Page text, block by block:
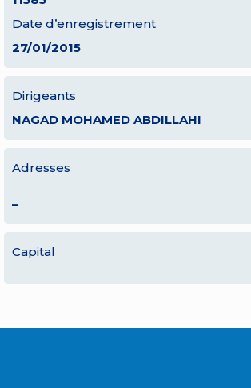
Date d’enregistrement
27/01/2015
Dirigeants
NAGAD MOHAMED ABDILLAHI
Adresses
–
Capital